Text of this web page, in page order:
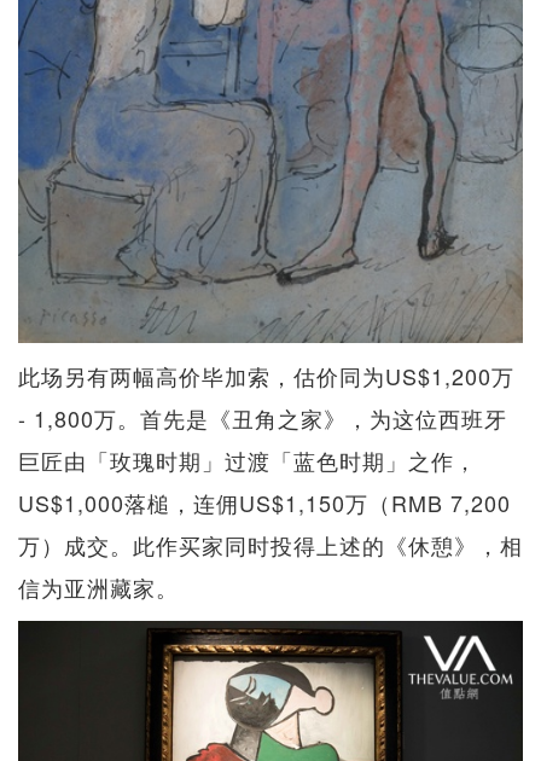
此场另有两幅高价毕加索，估价同为US$1,200万
- 1,800万。首先是《丑角之家》，为这位西班牙
巨匠由「玫瑰时期」过渡「蓝色时期」之作，
US$1,000落槌，连佣US$1,150万（RMB 7,200
万）成交。此作买家同时投得上述的《休憩》，相
信为亚洲藏家。